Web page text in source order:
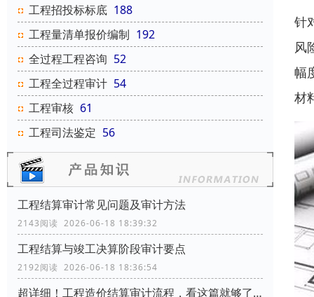
工程招投标标底 188
工程量清单报价编制 192
全过程工程咨询 52
工程全过程审计 54
工程审核 61
工程司法鉴定 56
工程结算审计常见问题及审计方法
2143阅读 2026-06-18 18:39:32
工程结算与竣工决算阶段审计要点
2192阅读 2026-06-18 18:36:54
超详细！工程造价结算审计流程，看这篇就够了！
针
风
幅
材